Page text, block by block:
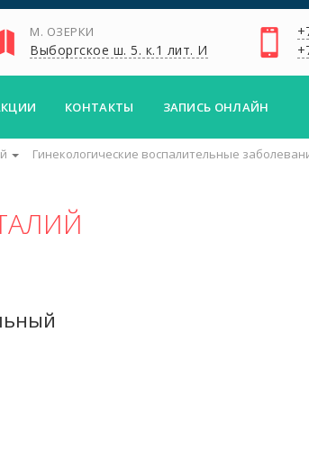
М. ОЗЕРКИ
Выборгское ш. 5. к.1 лит. И
КОНТАКТЫ ЗАПИСЬ ОНЛАЙН
Гинекологические воспалительные